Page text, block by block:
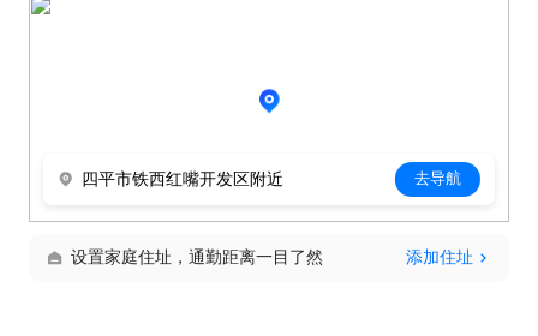
四平市铁西红嘴开发区附近 去导航
设置家庭住址，通勤距离一目了然 添加住址